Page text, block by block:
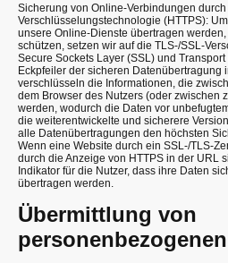
Sicherung von Online-Verbindungen durch
Verschlüsselungstechnologie (HTTPS):
unsere Online-Dienste übertragen
schützen, setzen wir auf die TLS-/SSL-
Secure Sockets Layer (SSL) und
Eckpfeiler der sicheren Datenübertragung
verschlüsseln die Informationen, die
dem Browser des Nutzers (oder zwischen
werden, wodurch die Daten vor
die weiterentwickelte und sicherere
alle Datenübertragungen den höchsten
Wenn eine Website durch ein SSL-/TLS-
durch die Anzeige von HTTPS in der URL
Indikator für die Nutzer, dass ihre Daten
übertragen werden.
Übermittlung von